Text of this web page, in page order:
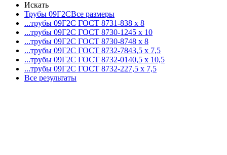
Искать
Трубы 09Г2СВсе размеры
...трубы 09Г2С ГОСТ 8731-838 x 8
...трубы 09Г2С ГОСТ 8730-1245 x 10
...трубы 09Г2С ГОСТ 8730-8748 x 8
...трубы 09Г2С ГОСТ 8732-7843,5 x 7,5
...трубы 09Г2С ГОСТ 8732-0140,5 x 10,5
...трубы 09Г2С ГОСТ 8732-227,5 x 7,5
Все результаты